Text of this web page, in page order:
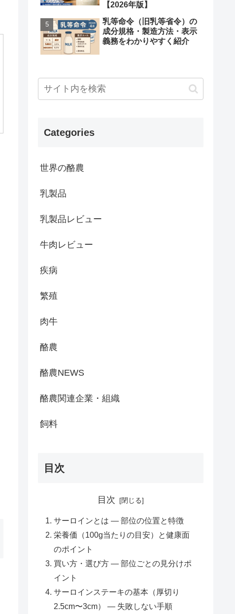
【2026年版】
乳等命令（旧乳等省令）の
成分規格・製造方法・表示
義務をわかりやすく紹介
Categories
世界の酪農
乳製品
乳製品レビュー
牛肉レビュー
疾病
繁殖
肉牛
酪農
酪農NEWS
酪農関連企業・組織
飼料
目次
目次
サーロインとは — 部位の位置と特徴
栄養価（100g当たりの目安）と健康面
のポイント
買い方・選び方 — 部位ごとの見分けポ
イント
サーロインステーキの基本（厚切り
2.5cm〜3cm） — 失敗しない手順